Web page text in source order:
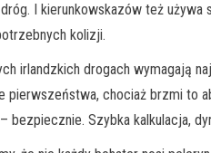
I kierunkowskazów też
kolizji.
irlandzkich drogach wymagają
chociaż brzmi to
bezpiecznie. Szybka kalkulacja,